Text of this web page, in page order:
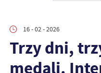
16 - 02 - 2026
Trzy dni,
medali.